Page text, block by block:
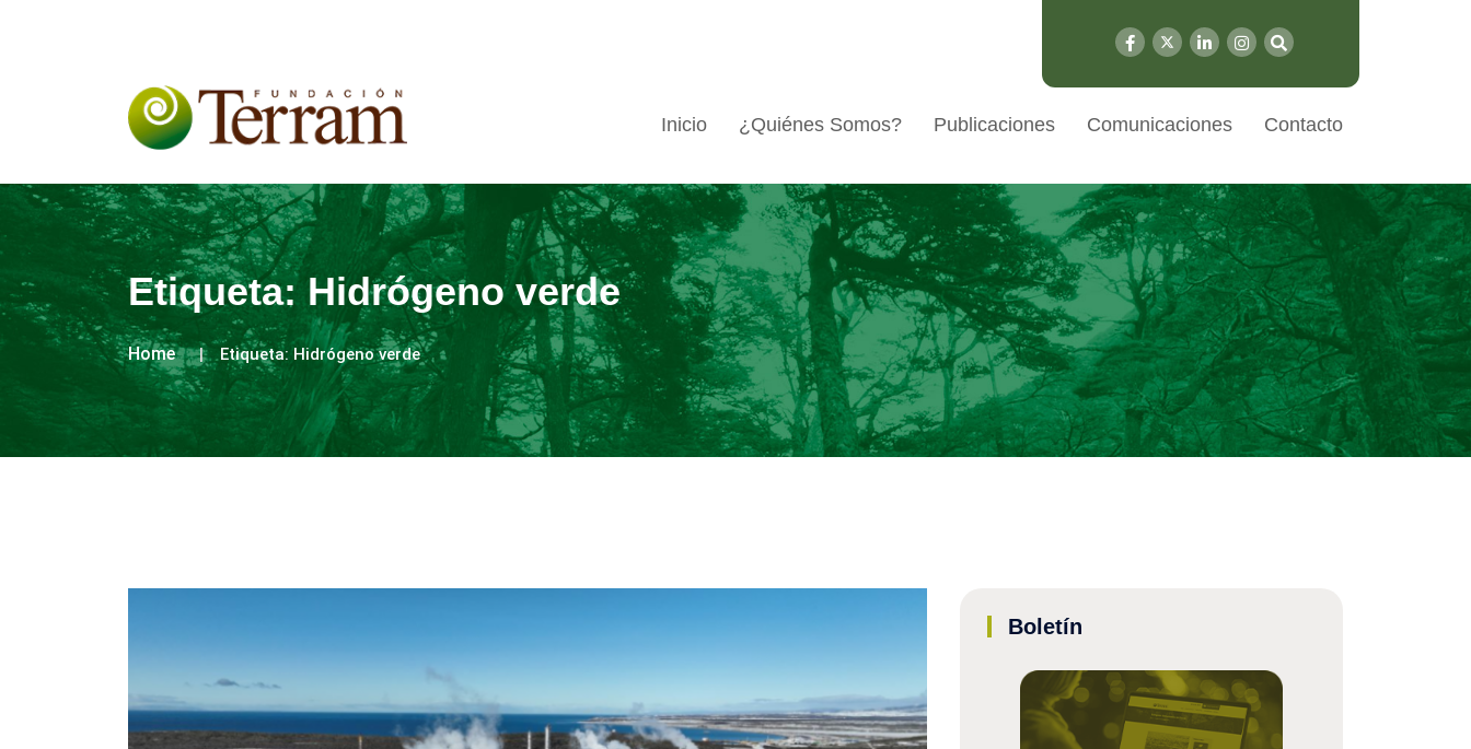
Inicio ¿Quiénes Somos? Publicaciones Comunicaciones Contacto
Etiqueta:Hidrógeno verde
Home Etiqueta:Hidrógeno verde
Boletín